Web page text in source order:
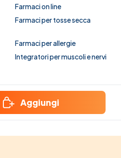
Farmaci on line
Farmaci per tosse secca
Farmaci per allergie
Integratori per muscoli e nervi
Aggiungi